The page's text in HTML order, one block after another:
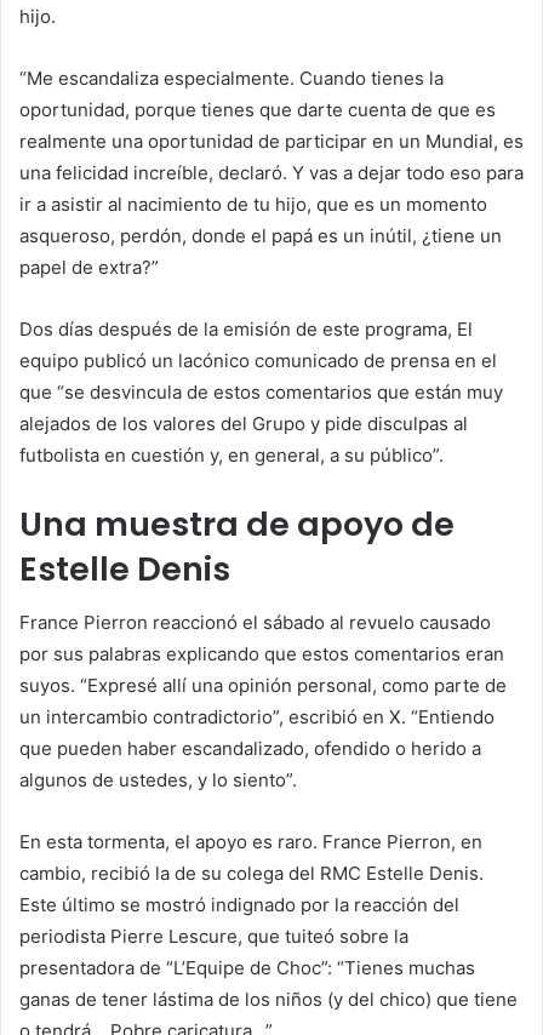
hijo.
“Me escandaliza especialmente. Cuando tienes la
oportunidad, porque tienes que darte cuenta de que es
realmente una oportunidad de participar en un Mundial, es
una felicidad increíble, declaró. Y vas a dejar todo eso para
ir a asistir al nacimiento de tu hijo, que es un momento
asqueroso, perdón, donde el papá es un inútil, ¿tiene un
papel de extra?”
Dos días después de la emisión de este programa, El
equipo publicó un lacónico comunicado de prensa en el
que “se desvincula de estos comentarios que están muy
alejados de los valores del Grupo y pide disculpas al
futbolista en cuestión y, en general, a su público”.
Una muestra de apoyo de
Estelle Denis
France Pierron reaccionó el sábado al revuelo causado
por sus palabras explicando que estos comentarios eran
suyos. “Expresé allí una opinión personal, como parte de
un intercambio contradictorio”, escribió en X. “Entiendo
que pueden haber escandalizado, ofendido o herido a
algunos de ustedes, y lo siento”.
En esta tormenta, el apoyo es raro. France Pierron, en
cambio, recibió la de su colega del RMC Estelle Denis.
Este último se mostró indignado por la reacción del
periodista Pierre Lescure, que tuiteó sobre la
presentadora de “L’Equipe de Choc”: “Tienes muchas
ganas de tener lástima de los niños (y del chico) que tiene